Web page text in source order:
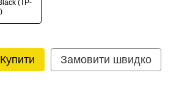
Купити Замовити швидко